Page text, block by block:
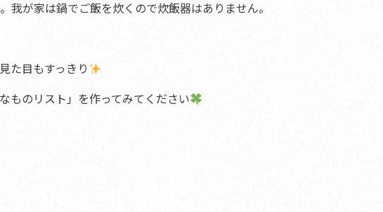
が家は鍋でご飯を炊くので炊飯器はありません。
た目もすっきり
ものリスト」を作ってみてください